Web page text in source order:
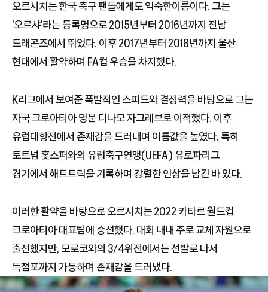
오르시치는 한국 축구 팬들에게도 익숙한이름이다. 그는
'오르샤'라는 등록명으로 2015년부터 2016년까지 전남
드래곤즈에서 뛰었다. 이후 2017년부터 2018년까지 울산
현대에서 활약하며 FA컵 우승을 차지했다.
K리그에서 보여준 폭발적인 스피드와 결정력을 바탕으로 그는
자국 크로아티아 명문 디나모 자그레브로 이적했다. 이후
유럽대항전에서 존재감을 드러내며 이름값을 높였다. 특히
토트넘 홋스퍼와의 유럽축구연맹(UEFA) 유로파리그
경기에서 해트트릭을 기록하며 강렬한 인상을 남긴 바 있다.
이러한 활약을 바탕으로 오르시치는 2022 카타르 월드컵
크로아티아 대표팀에 승선했다. 대회 내내 주로 교체 자원으로
출전했지만, 모로코와의 3/4위전에서는 선발로 나서
득점포까지 가동하며 존재감을 드러냈다.